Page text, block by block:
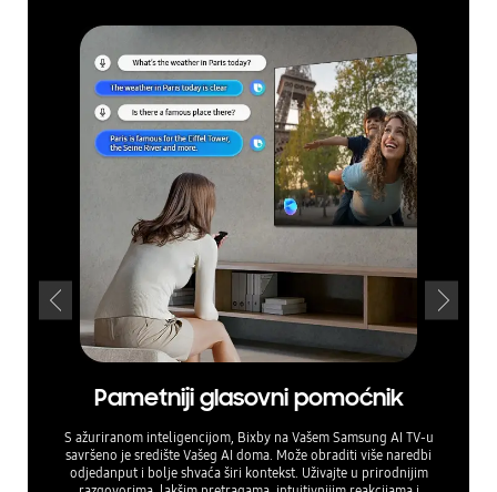
Pametniji glasovni pomoćnik
S ažuriranom inteligencijom, Bixby na Vašem Samsung AI TV-u
savršeno je središte Vašeg AI doma. Može obraditi više naredbi
odjedanput i bolje shvaća širi kontekst. Uživajte u prirodnijim